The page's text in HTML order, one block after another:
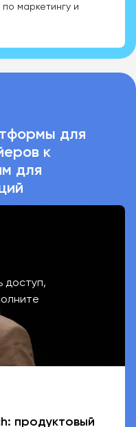
маркетингу и
для
к
для
доступ,
продуктовый